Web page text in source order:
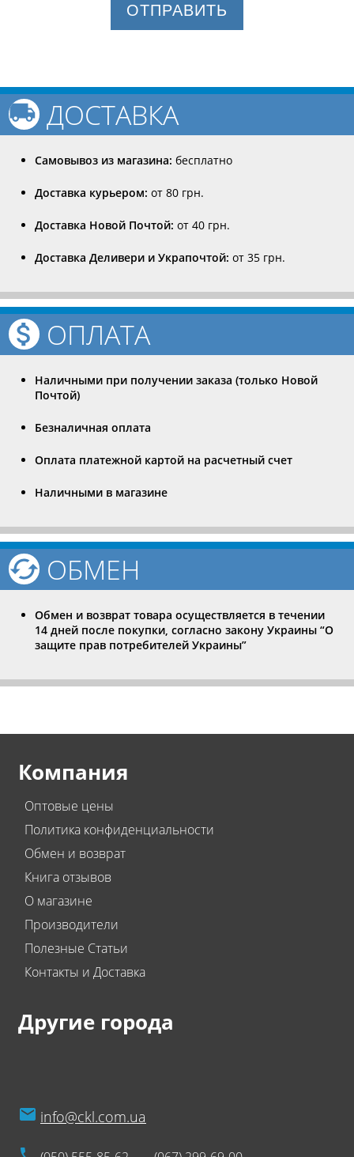
ОТПРАВИТЬ
ДОСТАВКА
Самовывоз из магазина: бесплатно
Доставка курьером: от 80 грн.
Доставка Новой Почтой: от 40 грн.
Доставка Деливери и Украпочтой: от 35 грн.
ОПЛАТА
Наличными при получении заказа (только Новой
Почтой)
Безналичная оплата
Оплата платежной картой на расчетный счет
Наличными в магазине
ОБМЕН
Обмен и возврат товара осуществляется в течении
14 дней после покупки, согласно закону Украины “О
защите прав потребителей Украины”
Компания
Оптовые цены
Политика конфиденциальности
Обмен и возврат
Книга отзывов
О магазине
Производители
Полезные Статьи
Контакты и Доставка
Другие города
info@ckl.com.ua